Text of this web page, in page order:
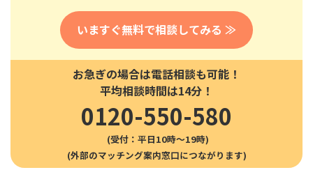
いますぐ無料で相談してみる ≫
お急ぎの場合は電話相談も可能！
平均相談時間は14分！
0120-550-580
(受付：平日10時〜19時)